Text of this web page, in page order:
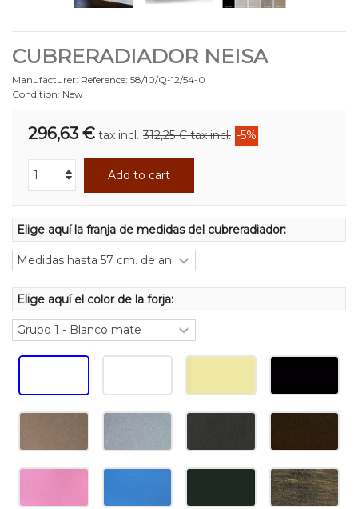
CUBRERADIADOR NEISA
Manufacturer: Reference: 58/10/Q-12/54-0
Condition: New
296,63 € tax incl. 312,25 €tax incl. -5%
Add to cart
Elige aquí el color de la forja:
Elige aquí la franja de medidas del cubreradiador: